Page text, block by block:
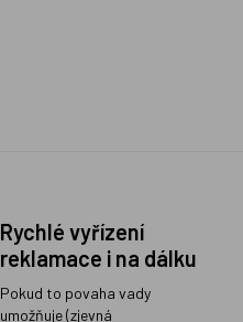
Rychlé vyřízení
reklamace i na dálku
Pokud to povaha vady
umožňuje (zjevná